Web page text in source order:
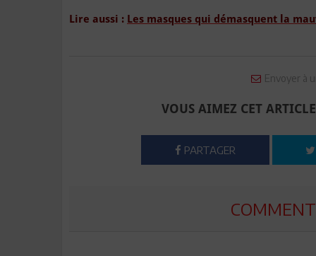
Lire aussi : Les masques qui démasquent la
Envoyer à
VOUS AIMEZ CET
PARTAGER